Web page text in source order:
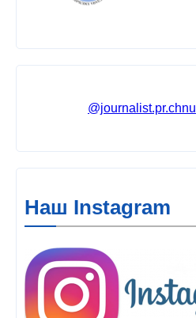
@journalist.pr.chnu
Наш Instagram